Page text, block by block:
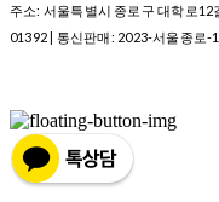
주소: 서울특별시 종로구 대학로12
01392 | 통신판매: 2023-서울종로-